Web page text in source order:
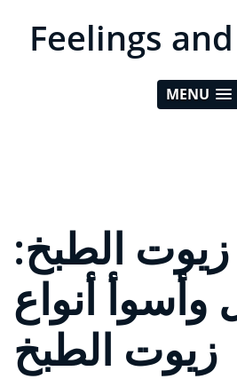
Feelings
MENU
زيوت الطبخ:
أنواع
زيوت الطبخ